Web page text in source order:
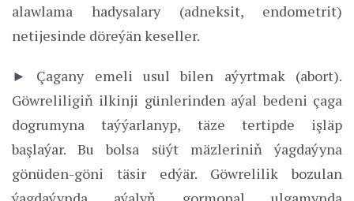
alawlama hadysalary (adneksit, endometrit)
netijesinde döreýän keseller.
► Çagany emeli usul bilen aýyrtmak (abort).
Göwreliligiň ilkinji günlerinden aýal bedeni çaga
dogrumyna taýýarlanyp, täze tertipde işläp
başlaýar. Bu bolsa süýt mäzleriniň ýagdaýyna
gönüden-göni täsir edýär. Göwrelilik bozulan